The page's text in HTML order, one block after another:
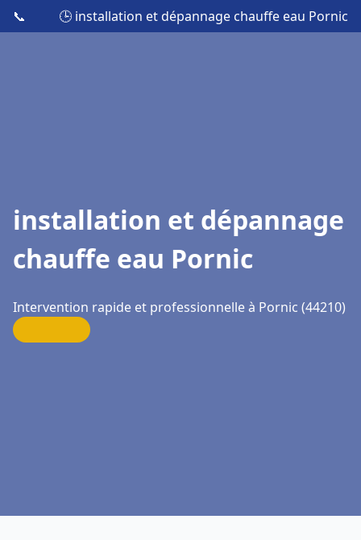
📞 🕒 installation et dépannage chauffe eau Pornic
installation et dépannage
chauffe eau Pornic
Intervention rapide et professionnelle à Pornic (44210)